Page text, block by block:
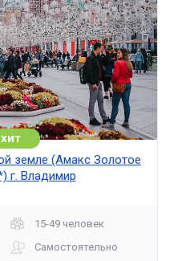
хит
земле (Амакс Золотое
г. Владимир
15-49 человек
Самостоятельно